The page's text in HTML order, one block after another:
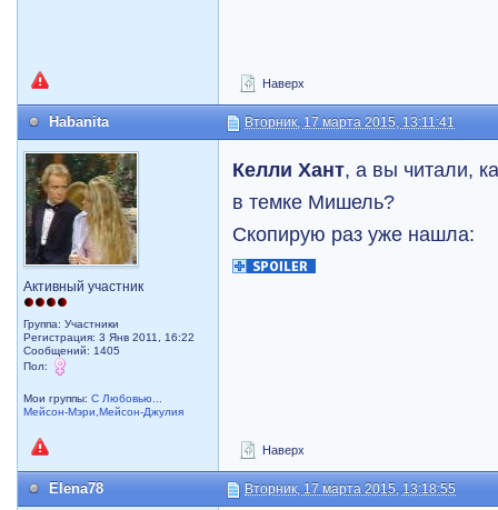
Наверх
Habanita Вторник, 17 марта 2015, 13:11:41
Активный участник
Группа: Участники
Регистрация: 3 Янв 2011, 16:22
Сообщений: 1405
Пол:
Мои группы:С Любовью...
Мейсон-Мэри,Мейсон-Джулия
Келли Хант, а вы читали,
в темке Мишель?
Скопирую раз уже нашла:
Наверх
Elena78 Вторник, 17 марта 2015, 13:18:55